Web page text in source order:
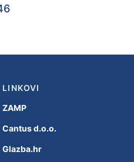
LINKOVI
ZAMP
Cantus d.o.o.
Glazba.hr